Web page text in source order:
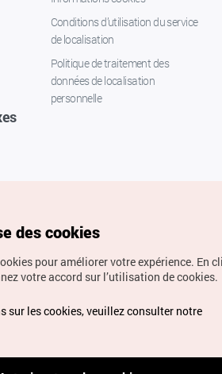
Conditions d’utilisation du service
de localisation
Politique de traitement des
données de localisation
personnelle
National du Tourisme en Corée.
et demandes de renseignements,
à
des cookies
pour améliorer votre expérience. En
votre accord sur l’utilisation de cookies.
sur les cookies, veuillez consulter notre